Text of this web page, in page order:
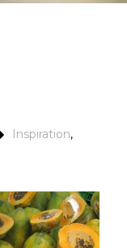
Inspiration,